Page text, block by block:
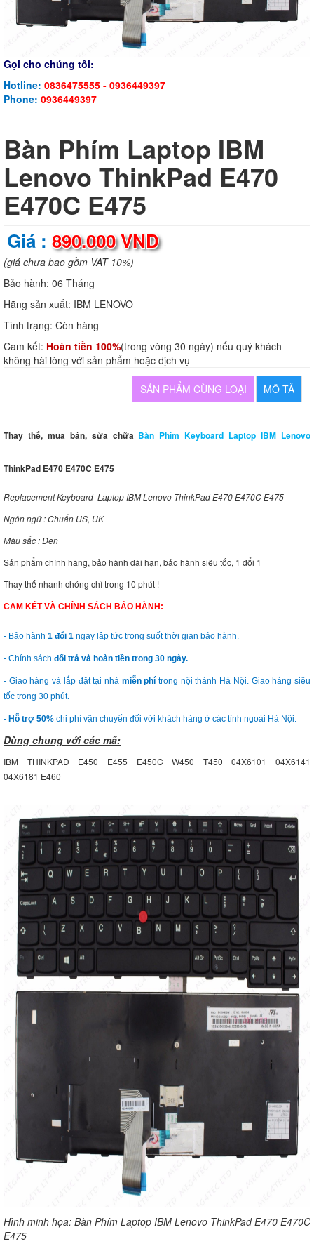
Gọi cho chúng tôi:
Hotline: 0836475555 - 0936449397
Phone: 0936449397
Bàn Phím Laptop IBM
Lenovo ThinkPad E470
E470C E475
Giá : 890.000 VND
(giá chưa bao gồm VAT 10%)
Bảo hành: 06 Tháng
Hãng sản xuất: IBM LENOVO
Tình trạng: Còn hàng
Cam kết: Hoàn tiền 100%(trong vòng 30 ngày) nếu quý khách
không hài lòng với sản phẩm hoặc dịch vụ
MÔ TẢ
SẢN PHẨM CÙNG LOẠI
Thay thế, mua bán, sửa chữa Bàn Phím Keyboard Laptop IBM Lenovo
ThinkPad E470 E470C E475
Replacement Keyboard Laptop IBM Lenovo ThinkPad E470 E470C E475
Ngôn ngữ : Chuẩn US, UK
Màu sắc : Đen
Sản phẩm chính hãng, bảo hành dài hạn, bảo hành siêu tốc, 1 đổi 1
Thay thế nhanh chóng chỉ trong 10 phút !
CAM KẾT VÀ CHÍNH SÁCH BẢO HÀNH:
- Bảo hành 1 đổi 1 ngay lập tức trong suốt thời gian bảo hành.
- Chính sách đổi trả và hoàn tiền trong 30 ngày.
- Giao hàng và lắp đặt tại nhà miễn phí trong nội thành Hà Nội. Giao hàng siêu
tốc trong 30 phút.
- Hỗ trợ 50% chi phí vận chuyển đối với khách hàng ở các tỉnh ngoài Hà Nội.
Dùng chung với các mã:
IBM THINKPAD E450 E455 E450C W450 T450 04X6101 04X6141
04X6181 E460
Hình minh họa: Bàn Phím Laptop IBM Lenovo ThinkPad E470 E470C
E475